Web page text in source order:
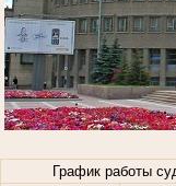
График работы